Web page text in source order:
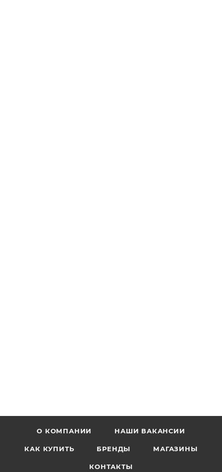
О КОМПАНИИ НАШИ ВАКАНСИИ
КАК КУПИТЬ БРЕНДЫ МАГАЗИНЫ
КОНТАКТЫ